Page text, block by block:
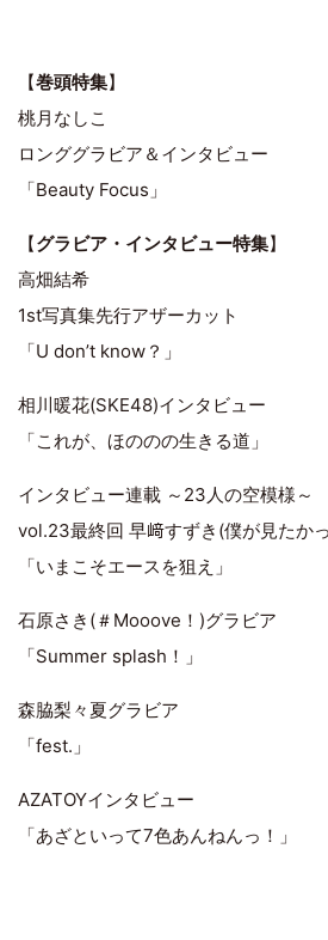
【巻頭特集】
桃月なしこ
ロンググラビア＆インタビュー
「Beauty Focus」
【グラビア・インタビュー特集】
高畑結希
1st写真集先行アザーカット
「U don’t know？」
相川暖花(SKE48)インタビュー
「これが、ほののの生きる道」
インタビュー連載 ～23人の空模様～
vol.23最終回 早﨑すずき(僕が見たか
「いまこそエースを狙え」
石原さき(＃Mooove！)グラビア
「Summer splash！」
森脇梨々夏グラビア
「fest.」
AZATOYインタビュー
「あざといって7色あんねんっ！」